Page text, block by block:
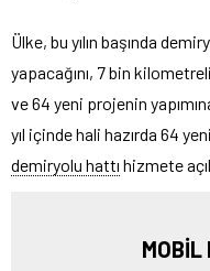
Ülke, bu yılın başında
yapacağını, 7 bin
ve 64 yeni projenin
yıl içinde hali hazırda 64
demiryolu hattı hizmete
MOBİL